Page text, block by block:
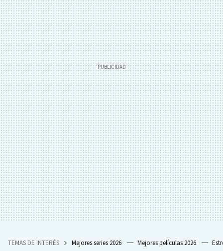
TEMAS DE INTERÉS Mejores series 2026 Mejores películas 2026